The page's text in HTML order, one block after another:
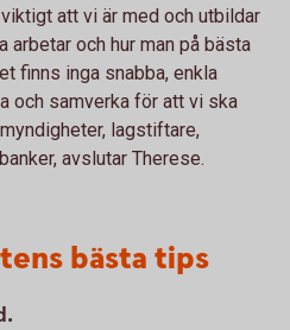
att vi är med och utbildar
arbetar och hur man på bästa
finns inga snabba, enkla
och samverka för att vi ska
lagstiftare,
avslutar Therese.
bästa tips